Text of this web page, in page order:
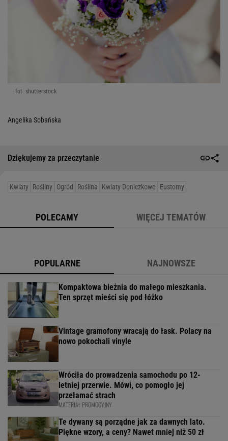
fot. shutterstock
Angelika Sobańska
Dziękujemy za przeczytanie
Kwiaty Rośliny Ogród Roślina Kwiaty Doniczkowe Eustomy
POLECAMY WIĘCEJ TEMATÓW
POPULARNE NAJNOWSZE
Kompaktowa bieżnia do małego mieszkania.
Ten sprzęt mieści się pod łóżko
Vintage gramofony wracają do łask. Polacy na
nowo pokochali vinyle
Wróciła do prowadzenia samochodu po 12-
letniej przerwie. Mówi, co pomogło jej
przełamać strach
MATERIAŁ PROMOCYJNY
Te dywany są porządne jak za dawnych lato.
Piękne wzory, a ceny? Nawet mniej niż 50 zł